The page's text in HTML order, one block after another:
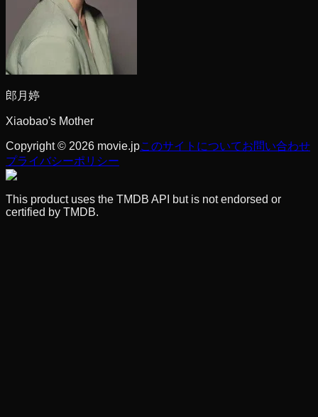
郎月婷
Xiaobao's Mother
Copyright © 2026 movie.jpこのサイトについてお問い合わせ
プライバシーポリシー
This product uses the TMDB API but is not endorsed or
certified by TMDB.